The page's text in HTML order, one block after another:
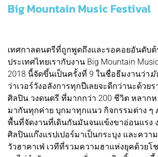
Big Mountain Music Festival
เทศกาลดนตรีที่ถูกพูดถึงและรอคอยอันดับต้
ประเทศไทยเรากับงาน Big Mountain
2018 นี้จัดขึ้นเป็นครั้งที่ 9 ในชื่อธีมงานว่ามั
ว่าเวอร์วังอลังการทุกปีเลยจะดีกว่านะด้วย
ศิลปิน วงดนตรี ที่มากกว่า 200 ชีวิต หลาก
มากันทุกค่าย บุกมาทุกแนว กิจกรรมต่าง ๆ
พื้นที่จัดงานที่เดินกันมันจนแข้งขาอ่อนแรง
ศิลปินแก๊งแรปเปอร์มาเป็นกระบุง และควา
วัวฮาคาเฟ่ เวทีที่รวมความฮาแห่งยุคด้วยโ